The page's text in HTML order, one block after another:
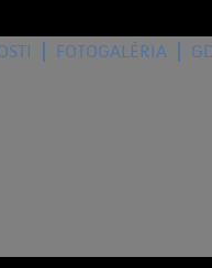
FOTOGALÉRIA